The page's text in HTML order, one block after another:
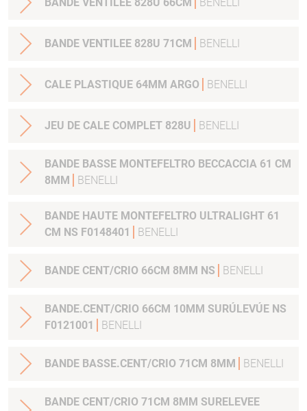
BANDE VENTILEE 828U 66CM BENELLI
BANDE VENTILEE 828U 71CM BENELLI
CALE PLASTIQUE 64MM ARGO BENELLI
JEU DE CALE COMPLET 828U BENELLI
BANDE BASSE MONTEFELTRO BECCACCIA 61 CM
8MM
BENELLI
BANDE HAUTE MONTEFELTRO ULTRALIGHT 61
CM NS F0148401
BENELLI
BANDE CENT/CRIO 66CM 8MM NS BENELLI
BANDE.CENT/CRIO 66CM 10MM SURÚLEVÚE NS
F0121001
BENELLI
BANDE BASSE.CENT/CRIO 71CM 8MM BENELLI
BANDE CENT/CRIO 71CM 8MM SURELEVEE